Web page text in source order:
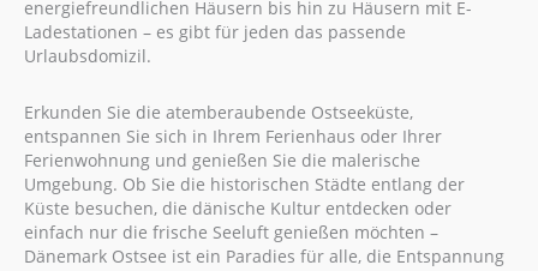
energiefreundlichen Häusern bis hin zu Häusern mit E-
Ladestationen – es gibt für jeden das passende
Urlaubsdomizil.
Erkunden Sie die atemberaubende Ostseeküste,
entspannen Sie sich in Ihrem Ferienhaus oder Ihrer
Ferienwohnung und genießen Sie die malerische
Umgebung. Ob Sie die historischen Städte entlang der
Küste besuchen, die dänische Kultur entdecken oder
einfach nur die frische Seeluft genießen möchten –
Dänemark Ostsee ist ein Paradies für alle, die Entspannung